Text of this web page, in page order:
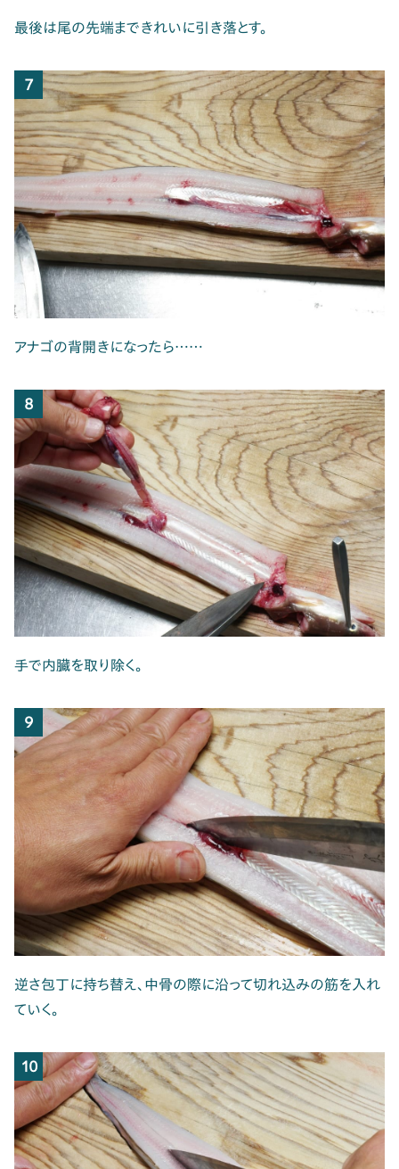
最後は尾の先端まできれいに引き落とす。
7
アナゴの背開きになったら……
8
手で内臓を取り除く。
9
逆さ包丁に持ち替え、中骨の際に沿って切れ込みの筋を入れ
ていく。
10